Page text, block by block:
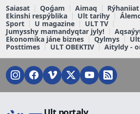
Saiasat Qoǵam Aimaq Rýhaniiat
Ekinshi respýblika
Ult tarihy
Sport
U magazine
ULT TV
Jumysshy mamandyqtar jyly!
Ekonomika jáne biznes
Qylmys
Posttimes
ULT OBEKTIV Aityldy -